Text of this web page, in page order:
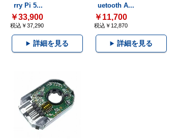
rry Pi 5...
￥33,900
税込￥37,290
詳細を見る
uetooth A...
￥11,700
税込￥12,870
詳細を見る